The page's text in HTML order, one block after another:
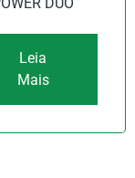
Leia
Mais